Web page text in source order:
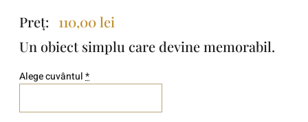
Preț: 110,00lei
Un obiect simplu care devine memorabil.
Alege cuvântul*